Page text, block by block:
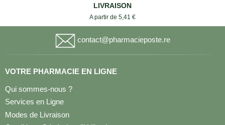
LIVRAISON
A partir de 5,41 €
contact@pharmacieposte.re
VOTRE PHARMACIE EN LIGNE
Qui sommes-nous ?
Services en Ligne
Modes de Livraison